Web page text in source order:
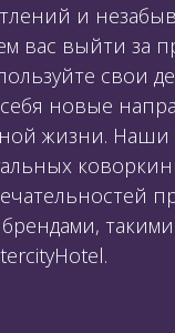
и
вас выйти за
свои
новые
жизни. Наши
такими